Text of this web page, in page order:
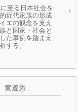
至る日本社会を
近代家族の形成
エの観念を支え
と国家・社会と
た事例を踏まえ
する。
黄遵憲